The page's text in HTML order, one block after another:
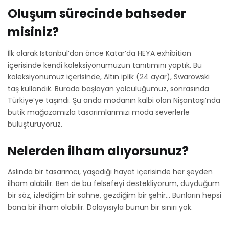
Oluşum sürecinde bahseder
misiniz?
İlk olarak Istanbul’dan önce Katar’da HEYA exhibition
içerisinde kendi koleksiyonumuzun tanıtımını yaptık. Bu
koleksiyonumuz içerisinde, Altın iplik (24 ayar), Swarowski
taş kullandık. Burada başlayan yolculuğumuz, sonrasında
Türkiye’ye taşındı. Şu anda modanın kalbi olan Nişantaşı’nda
butik mağazamızla tasarımlarımızı moda severlerle
buluşturuyoruz.
Nelerden ilham alıyorsunuz?
Aslında bir tasarımcı, yaşadığı hayat içerisinde her şeyden
ilham alabilir. Ben de bu felsefeyi destekliyorum, duyduğum
bir söz, izlediğim bir sahne, gezdiğim bir şehir… Bunların hepsi
bana bir ilham olabilir. Dolayısıyla bunun bir sınırı yok.